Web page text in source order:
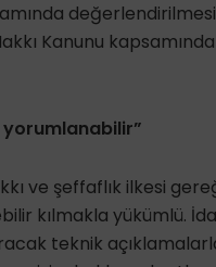
Kanunu
ve şeffaflık ilkesi
kılmakla yükümlü.
teknik